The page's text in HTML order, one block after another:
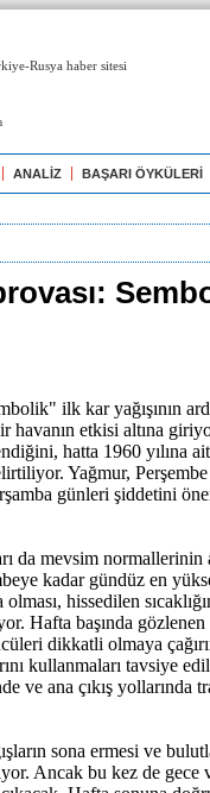
ANALİZ BAŞARI ÖYKÜLERİ
ilk kar yağışının
havanın etkisi altına
hatta 1960 yılına
Yağmur,
günleri şiddetini
da mevsim normallerinin
kadar gündüz en
hissedilen
Hafta başında gözlenen
dikkatli olmaya
kullanmaları tavsiye
ve ana çıkış yollarında
sona ermesi ve
Ancak bu kez de gece